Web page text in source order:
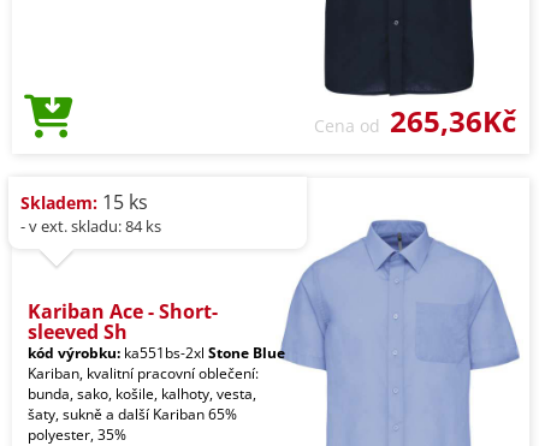
Cena od 265,36Kč
Skladem: 15 ks
- v ext. skladu: 84 ks
Kariban Ace - Short-
sleeved Sh
kód výrobku: ka551bs-2xl Stone Blue
Kariban, kvalitní pracovní oblečení:
bunda, sako, košile, kalhoty, vesta,
šaty, sukně a další Kariban 65%
polyester, 35%